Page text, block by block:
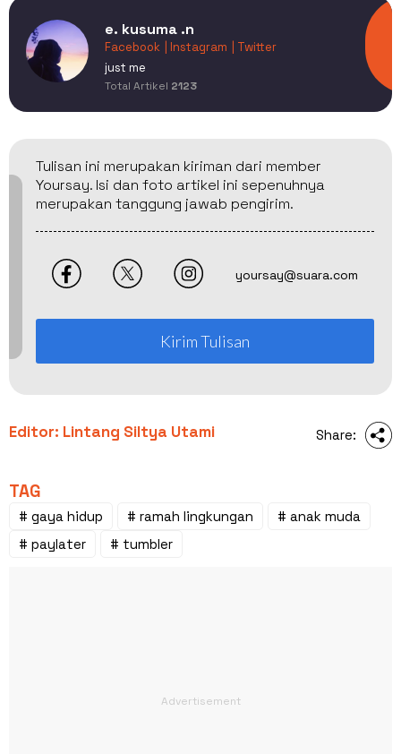
e. kusuma .n
Facebook | Instagram
| Twitter
just me
Total Artikel 2123
Tulisan ini merupakan kiriman dari member
Yoursay. Isi dan foto artikel ini sepenuhnya
merupakan tanggung jawab pengirim.
yoursay@suara.com
Kirim Tulisan
Editor: Lintang Siltya Utami Share:
TAG
# gaya hidup # ramah lingkungan
# anak muda
# paylater
# tumbler